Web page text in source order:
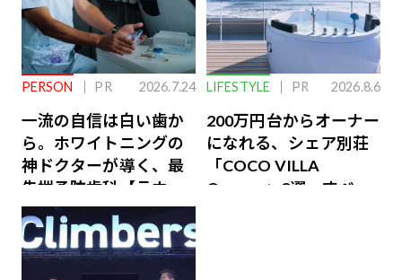
PERSON PR 2026.7.24
一流の自信は白い歯か
ら。ホワイトニングの
神ドクターが導く、最
先端予防歯科【ラウン
ジ会員特典あり】
LIFESTYLE PR 2026.8.6
200万円台からオーナー
になれる、シェア別荘
「COCO VILLA
Owners」3選。すべて